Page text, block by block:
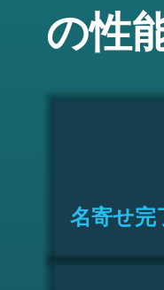
の性
名寄せ完